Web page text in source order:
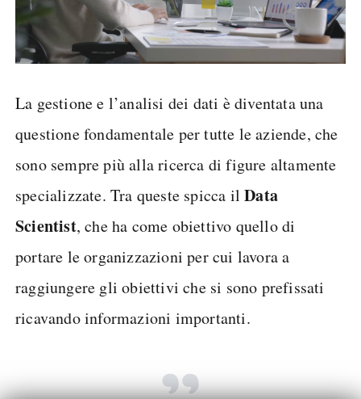
La gestione e l’analisi dei dati è diventata una
questione fondamentale per tutte le aziende, che
sono sempre più alla ricerca di figure altamente
specializzate. Tra queste spicca ilData
Scientist, che ha come obiettivo quello di
portare le organizzazioni per cui lavora a
raggiungere gli obiettivi che si sono prefissati
ricavando informazioni importanti.